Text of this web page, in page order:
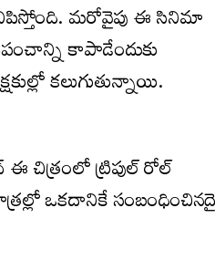
మరోవైపు ఈ సినిమా
కాపాడేందుకు
కలుగుతున్నాయి.
ఈ చిత్రంలో ట్రిపుల్ రోల్
ఒకదానికే సంబంధించినదై